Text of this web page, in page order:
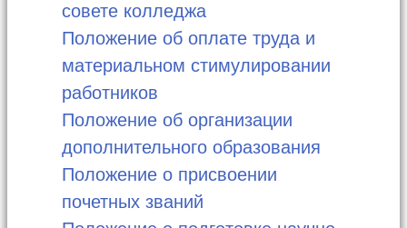
совете колледжа
Положение об оплате труда и
материальном стимулировании
работников
Положение об организации
дополнительного образования
Положение о присвоении
почетных званий